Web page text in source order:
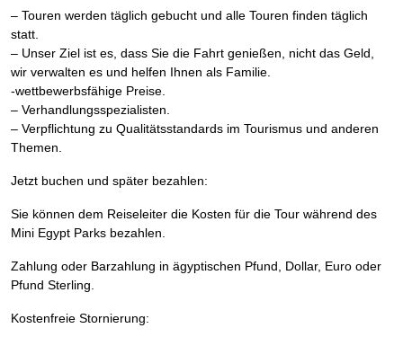
– Touren werden täglich gebucht und alle Touren finden täglich
statt.
– Unser Ziel ist es, dass Sie die Fahrt genießen, nicht das Geld,
wir verwalten es und helfen Ihnen als Familie.
-wettbewerbsfähige Preise.
– Verhandlungsspezialisten.
– Verpflichtung zu Qualitätsstandards im Tourismus und anderen
Themen.
Jetzt buchen und später bezahlen:
Sie können dem Reiseleiter die Kosten für die Tour während des
Mini Egypt Parks bezahlen.
Zahlung oder Barzahlung in ägyptischen Pfund, Dollar, Euro oder
Pfund Sterling.
Kostenfreie Stornierung: